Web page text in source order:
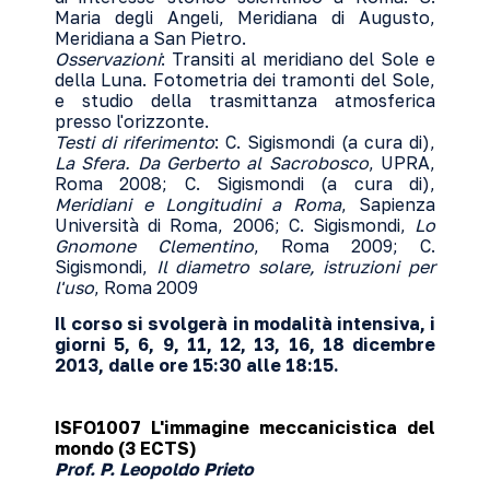
Maria degli Angeli, Meridiana di Augusto,
Meridiana a San Pietro.
Osservazioni: Transiti al meridiano del Sole e
della Luna. Fotometria dei tramonti del Sole,
e studio della trasmittanza atmosferica
presso l'orizzonte.
Testi di riferimento: C. Sigismondi (a cura di),
La Sfera. Da Gerberto al Sacrobosco, UPRA,
Roma 2008; C. Sigismondi (a cura di),
Meridiani e Longitudini a Roma, Sapienza
Università di Roma, 2006; C. Sigismondi, Lo
Gnomone Clementino, Roma 2009; C.
Sigismondi, Il diametro solare, istruzioni per
l'uso, Roma 2009
Il corso si svolgerà in modalità intensiva, i
giorni 5, 6, 9, 11, 12, 13, 16, 18 dicembre
2013, dalle ore 15:30 alle 18:15.
ISFO1007 L'immagine meccanicistica del
mondo (3 ECTS)
Prof. P. Leopoldo Prieto